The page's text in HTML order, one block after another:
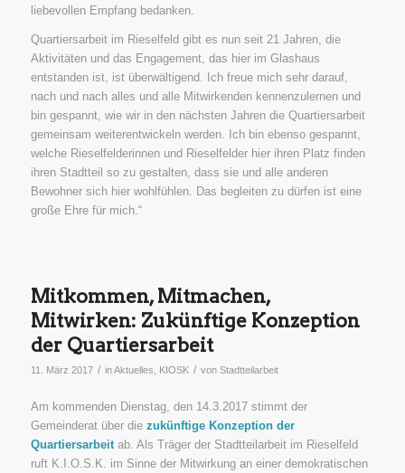
liebevollen Empfang bedanken.
Quartiersarbeit im Rieselfeld gibt es nun seit 21 Jahren, die
Aktivitäten und das Engagement, das hier im Glashaus
entstanden ist, ist überwältigend. Ich freue mich sehr darauf,
nach und nach alles und alle Mitwirkenden kennenzulernen und
bin gespannt, wie wir in den nächsten Jahren die Quartiersarbeit
gemeinsam weiterentwickeln werden. Ich bin ebenso gespannt,
welche Rieselfelderinnen und Rieselfelder hier ihren Platz finden
ihren Stadtteil so zu gestalten, dass sie und alle anderen
Bewohner sich hier wohlfühlen. Das begleiten zu dürfen ist eine
große Ehre für mich.“
Mitkommen, Mitmachen,
Mitwirken: Zukünftige Konzeption
der Quartiersarbeit
11. März 2017 / inAktuelles KIOSK / von Stadtteilarbeit
Am kommenden Dienstag, den 14.3.2017 stimmt der
Gemeinderat über die zukünftige Konzeption der
Quartiersarbeitab. Als Träger der Stadtteilarbeit im Rieselfeld
ruft K.I.O.S.K. im Sinne der Mitwirkung an einer demokratischen